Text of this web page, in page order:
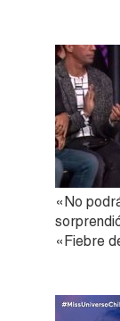
«No
«Fiebre